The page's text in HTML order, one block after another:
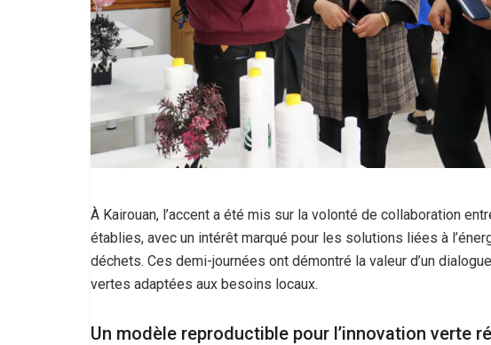
À Kairouan, l’accent a été mis sur la volonté de collaboration
établies, avec un intérêt marqué pour les solutions liées à
déchets. Ces demi-journées ont démontré la valeur d’un
vertes adaptées aux besoins locaux.
Un modèle reproductible pour l’innovation verte